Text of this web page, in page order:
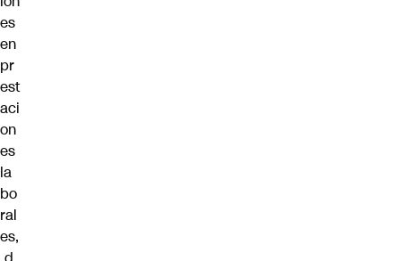
es
en
pr
est
aci
on
es
la
bo
ral
es,